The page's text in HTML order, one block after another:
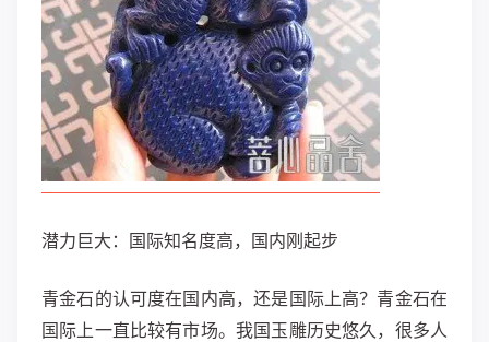
潜力巨大：国际知名度高，国内刚起步
青金石的认可度在国内高，还是国际上高？青金石在
国际上一直比较有市场。我国玉雕历史悠久，很多人